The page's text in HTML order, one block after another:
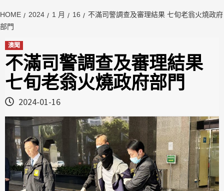
HOME 2024 1 月 16
不滿司警調查及審理結果 七旬老翁火燒政府
部門
澳聞
不滿司警調查及審理結果
七旬老翁火燒政府部門
2024-01-16